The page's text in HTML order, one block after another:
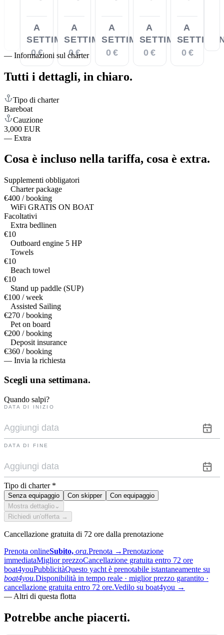
A
SETTIMANA
0 €
A
SETTIMANA
0 €
A
SETTIMANA
0 €
A
SETTIMANA
0 €
A
0 €
— Informazioni sul charter
Tutti i dettagli, in chiaro.
Tipo di charter
Bareboat
Cauzione
3,000 EUR
— Extra
Cosa è incluso nella tariffa, cosa è extra.
Supplementi obbligatori
Charter package
€400 / booking
WiFi GRATIS ON BOAT
Facoltativi
Extra bedlinen
€10
Outboard engine 5 HP
Towels
€10
Beach towel
€10
Stand up paddle (SUP)
€100 / week
Assisted Sailing
€270 / booking
Pet on board
€200 / booking
Deposit insurance
€360 / booking
— Invia la richiesta
Scegli una settimana.
Quando salpi?
DATA DI INIZIO
DATA DI FINE
Tipo di charter *
Senza equipaggio Con skipper
Con equipaggio
Mostra dettaglio ⌄
Richiedi un'offerta →
Cancellazione gratuita di 72 ore dalla prenotazione
Prenota onlineSubito, ora.Prenota →Prenotazione
immediataMiglior prezzoCancellazione gratuita entro 72 ore
boat4youPubblicitàQuesto yacht è prenotabile istantaneamente su
boat4you.Disponibilità in tempo reale · miglior prezzo garantito ·
cancellazione gratuita entro 72 ore.Vedilo su boat4you →
— Altri di questa flotta
Potrebbe anche piacerti.